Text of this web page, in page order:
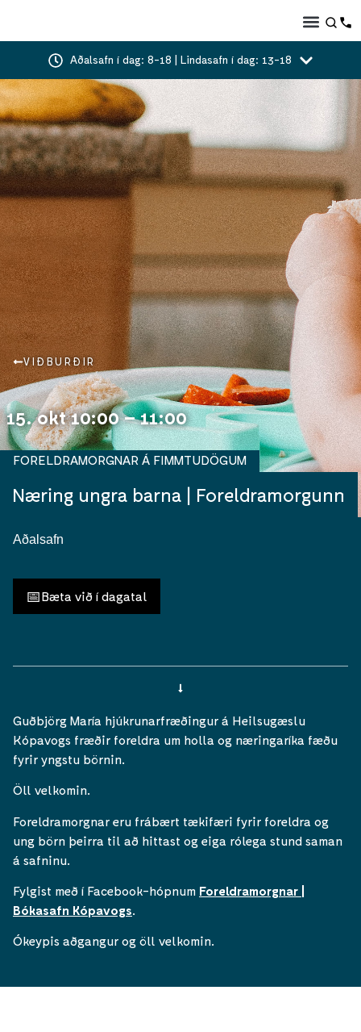
Aðalsafn í dag: 8-18 | Lindasafn í dag: 13-18
VIÐBURÐIR
15. okt 10:00 – 11:00
Næring ungra barna | Foreldramorgunn
FORELDRAMORGNAR Á FIMMTUDÖGUM
Aðalsafn
📅Bæta við í dagatal
Guðbjörg María hjúkrunarfræðingur á Heilsugæslu
Kópavogs fræðir foreldra um holla og næringaríka fæðu
fyrir yngstu börnin.
Öll velkomin.
Foreldramorgnar eru frábært tækifæri fyrir foreldra og
ung börn þeirra til að hittast og eiga rólega stund saman
á safninu.
Fylgist með í Facebook-hópnum Foreldramorgnar |
Bókasafn Kópavogs.
Ókeypis aðgangur og öll velkomin.